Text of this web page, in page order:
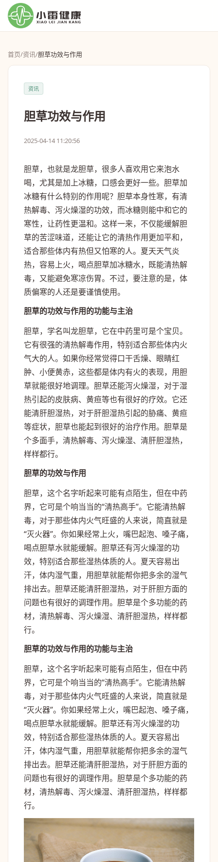
首页/资讯/胆草功效与作用
资讯
胆草功效与作用
2025-04-14 11:20:56
胆草，也就是龙胆草，很多人喜欢用它来泡水
喝，尤其是加上冰糖，口感会更好一些。胆草加
冰糖有什么特别的作用呢？胆草本身性寒，有清
热解毒、泻火燥湿的功效，而冰糖则能中和它的
寒性，让药性更温和。这样一来，不仅能缓解胆
草的苦涩味道，还能让它的清热作用更加平和，
适合那些体内有热但又怕寒的人。夏天天气炎
热，容易上火，喝点胆草加冰糖水，既能清热解
毒，又能避免寒凉伤胃。不过，要注意的是，体
质偏寒的人还是要谨慎使用。
胆草的功效与作用的功能与主治
胆草，学名叫龙胆草，它在中药里可是个宝贝。
它有很强的清热解毒作用，特别适合那些体内火
气大的人。如果你经常觉得口干舌燥、眼睛红
肿、小便黄赤，这些都是体内有火的表现，用胆
草就能很好地调理。胆草还能泻火燥湿，对于湿
热引起的皮肤病、黄疸等也有很好的疗效。它还
能清肝胆湿热，对于肝胆湿热引起的胁痛、黄疸
等症状，胆草也能起到很好的治疗作用。胆草是
个多面手，清热解毒、泻火燥湿、清肝胆湿热，
样样都行。
胆草的功效与作用
胆草，这个名字听起来可能有点陌生，但在中药
界，它可是个响当当的“清热高手”。它能清热解
毒，对于那些体内火气旺盛的人来说，简直就是
“灭火器”。你如果经常上火，嘴巴起泡、嗓子痛，
喝点胆草水就能缓解。胆草还有泻火燥湿的功
效，特别适合那些湿热体质的人。夏天容易出
汗，体内湿气重，用胆草就能帮你把多余的湿气
排出去。胆草还能清肝胆湿热，对于肝胆方面的
问题也有很好的调理作用。胆草是个多功能的药
材，清热解毒、泻火燥湿、清肝胆湿热，样样都
行。
胆草的功效与作用的功能与主治
胆草，这个名字听起来可能有点陌生，但在中药
界，它可是个响当当的“清热高手”。它能清热解
毒，对于那些体内火气旺盛的人来说，简直就是
“灭火器”。你如果经常上火，嘴巴起泡、嗓子痛，
喝点胆草水就能缓解。胆草还有泻火燥湿的功
效，特别适合那些湿热体质的人。夏天容易出
汗，体内湿气重，用胆草就能帮你把多余的湿气
排出去。胆草还能清肝胆湿热，对于肝胆方面的
问题也有很好的调理作用。胆草是个多功能的药
材，清热解毒、泻火燥湿、清肝胆湿热，样样都
行。